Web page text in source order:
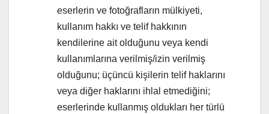
eserlerin ve fotoğrafların mülkiyeti,
kullanım hakkı ve telif hakkının
kendilerine ait olduğunu veya kendi
kullanımlarına verilmiş/izin verilmiş
olduğunu; üçüncü kişilerin telif haklarını
veya diğer haklarını ihlal etmediğini;
eserlerinde kullanmış oldukları her türlü